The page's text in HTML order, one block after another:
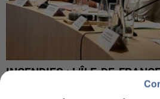
INCENDIES : L’ÎLE-DE-
DE SOLIDARITÉ AVEC LES...